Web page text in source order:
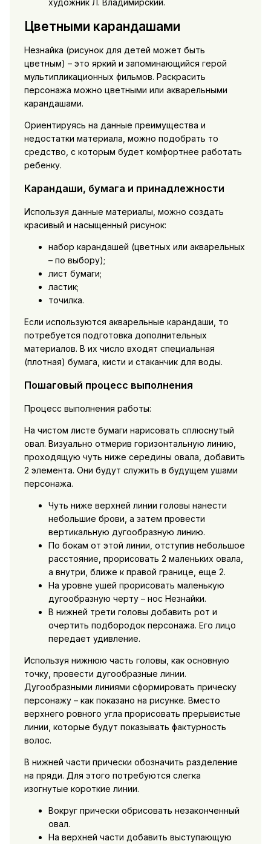
художник Л. Владимирский.
Цветными карандашами
Незнайка (рисунок для детей может быть
цветным) – это яркий и запоминающийся герой
мультипликационных фильмов. Раскрасить
персонажа можно цветными или акварельными
карандашами.
Ориентируясь на данные преимущества и
недостатки материала, можно подобрать то
средство, с которым будет комфортнее работать
ребенку.
Карандаши, бумага и принадлежности
Используя данные материалы, можно создать
красивый и насыщенный рисунок:
набор карандашей (цветных или акварельных
– по выбору);
лист бумаги;
ластик;
точилка.
Если используются акварельные карандаши, то
потребуется подготовка дополнительных
материалов. В их число входят специальная
(плотная) бумага, кисти и стаканчик для воды.
Пошаговый процесс выполнения
Процесс выполнения работы:
На чистом листе бумаги нарисовать сплюснутый
овал. Визуально отмерив горизонтальную линию,
проходящую чуть ниже середины овала, добавить
2 элемента. Они будут служить в будущем ушами
персонажа.
Чуть ниже верхней линии головы нанести
небольшие брови, а затем провести
вертикальную дугообразную линию.
По бокам от этой линии, отступив небольшое
расстояние, прорисовать 2 маленьких овала,
а внутри, ближе к правой границе, еще 2.
На уровне ушей прорисовать маленькую
дугообразную черту – нос Незнайки.
В нижней трети головы добавить рот и
очертить подбородок персонажа. Его лицо
передает удивление.
Используя нижнюю часть головы, как основную
точку, провести дугообразные линии.
Дугообразными линиями сформировать прическу
персонажу – как показано на рисунке. Вместо
верхнего ровного угла прорисовать прерывистые
линии, которые будут показывать фактурность
волос.
В нижней части прически обозначить разделение
на пряди. Для этого потребуются слегка
изогнутые короткие линии.
Вокруг прически обрисовать незаконченный
овал.
На верхней части добавить выступающую